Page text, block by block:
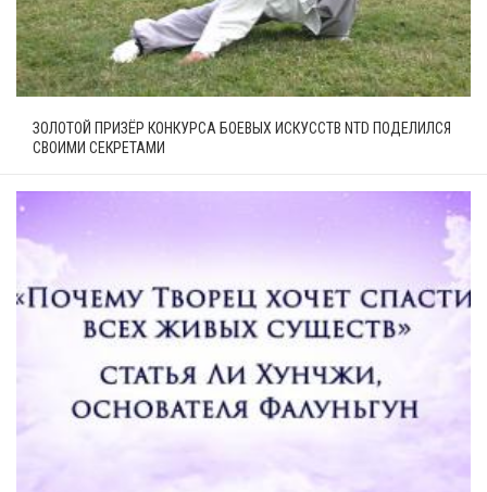
ЗОЛОТОЙ ПРИЗЁР КОНКУРСА БОЕВЫХ ИСКУССТВ NTD ПОДЕЛИЛСЯ
СВОИМИ СЕКРЕТАМИ